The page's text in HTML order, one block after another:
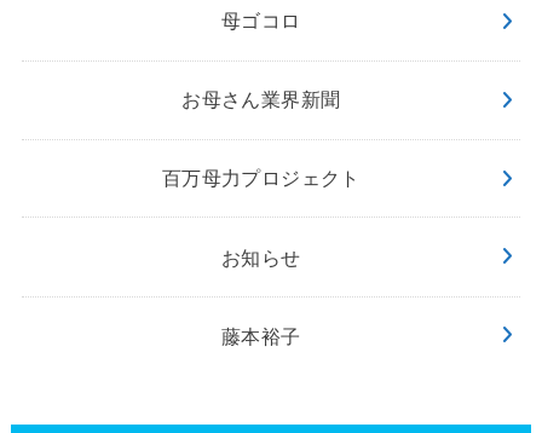
母ゴコロ
お母さん業界新聞
百万母力プロジェクト
お知らせ
藤本裕子